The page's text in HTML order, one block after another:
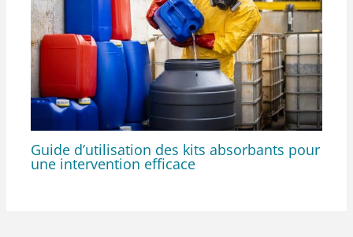
Guide d’utilisation des kits absorbants pour
une intervention efficace